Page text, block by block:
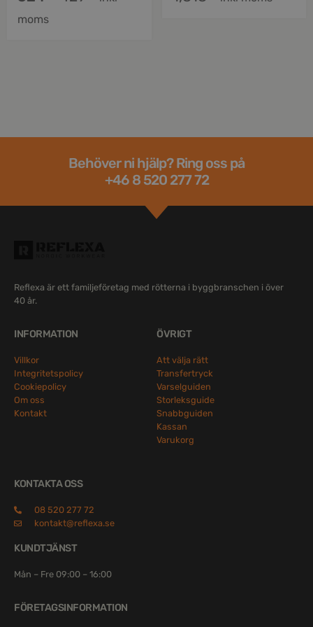
moms
Behöver ni hjälp? Ring oss på
+46 8 520 277 72
Reflexa är ett familjeföretag med rötterna i byggbranschen i över
40 år.
INFORMATION
Villkor
Integritetspolicy
Cookiepolicy
Om oss
Kontakt
ÖVRIGT
Att välja rätt
Transfertryck
Varselguiden
Storleksguide
Snabbguiden
Kassan
Varukorg
KONTAKTA OSS
08 520 277 72
kontakt@reflexa.se
KUNDTJÄNST
Mån – Fre 09:00 – 16:00
FÖRETAGSINFORMATION